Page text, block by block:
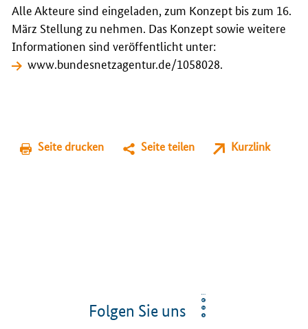
Alle Akteure sind eingeladen, zum Konzept bis zum 16.
März Stellung zu nehmen. Das Konzept sowie weitere
Informationen sind veröffentlicht unter:
www.bundesnetzagentur.de/1058028
Seite drucken Seite teilen Kurzlink
Folgen Sie uns